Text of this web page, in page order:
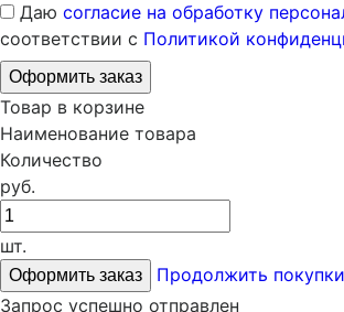
Даю согласие на обработку
соответствии с Политикой
Товар в корзине
Наименование товара
Количество
руб.
шт.
Продолжить покупки
Запрос успешно отправлен